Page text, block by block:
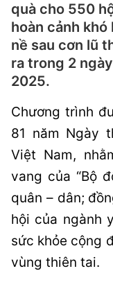
quà cho 550
hoàn cảnh
nề sau cơn lũ
ra trong 2
2025.
Chương trình
81 năm Ngày
Việt Nam,
vang của “Bộ
quân – dân;
hội của ngành
sức khỏe cộng
vùng thiên tai.